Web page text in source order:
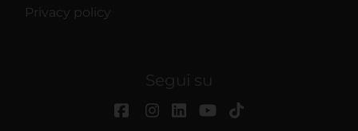
Privacy policy
Segui su